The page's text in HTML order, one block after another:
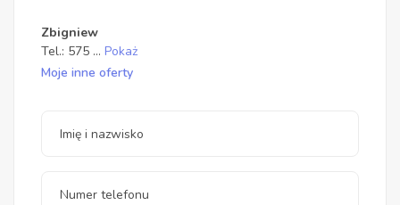
Zbigniew
Tel.: 575 ... Pokaż
Moje inne oferty